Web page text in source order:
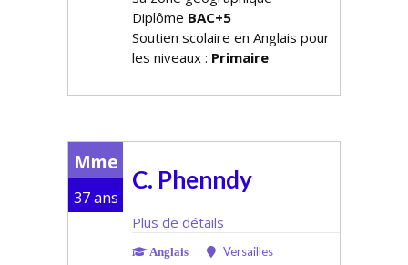
Diplôme BAC+5
Soutien scolaire en Anglais pour
les niveaux : Primaire
Mme
37 ans
C. Phenndy
Plus de détails
Anglais Versailles